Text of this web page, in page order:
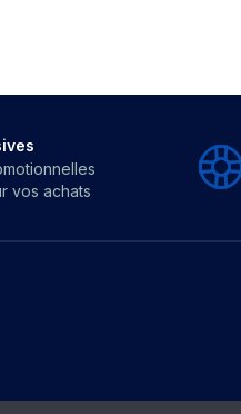
vos achats